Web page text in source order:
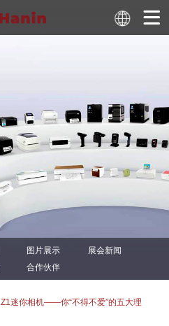
图片展示
展会新闻
合作伙伴
Z1迷你相机——你“不得不爱”的五大理